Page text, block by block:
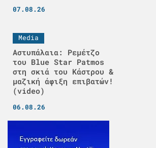
07.08.26
Media
Αστυπάλαια: Ρεμέτζο
του Blue Star Patmos
στη σκιά του Κάστρου &
μαζική άφιξη επιβατών!
(video)
06.08.26